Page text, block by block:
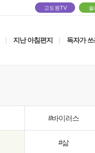
고도원TV 솔
지난 아침편지 독자가 쓰
#바이러스
#삶